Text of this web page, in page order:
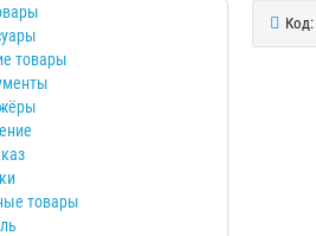
товары
товары
Код: